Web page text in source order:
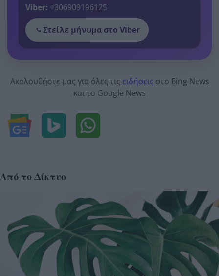
Viber: +306909196125
Στείλε μήνυμα στο Viber
Ακολουθήστε μας για όλες τις ειδήσεις στο Bing News
και το Google News
Από το Δίκτυο